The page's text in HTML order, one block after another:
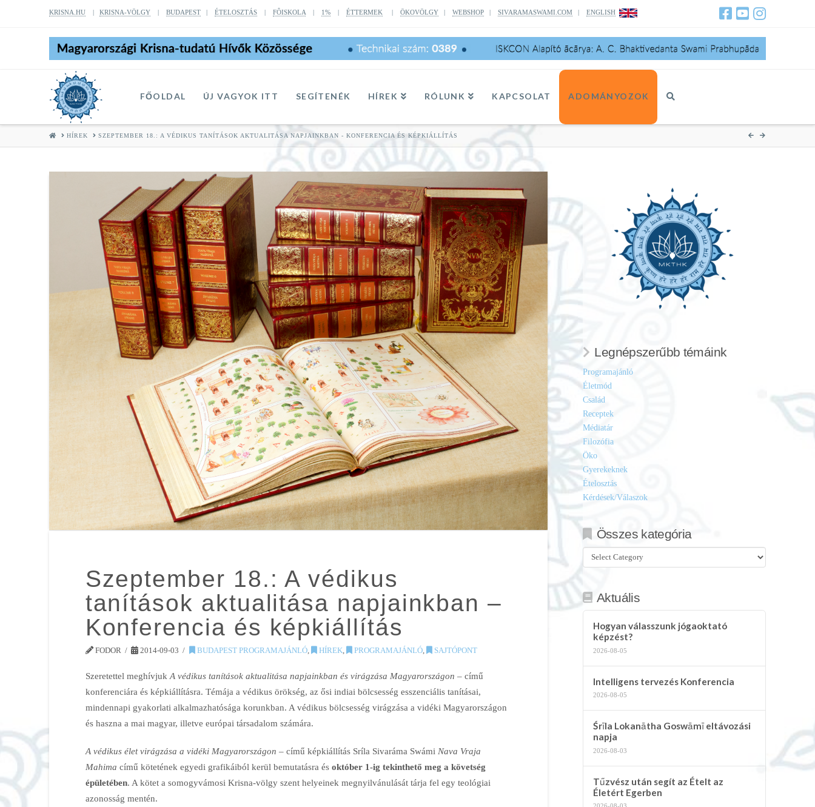
KRISNA.HU| KRISNA-VÖLGY| BUDAPEST| ÉTELOSZTÁS| FÔISKOLA| 1%| ÉTTERMEK | ÖKOVÖLGY| WEBSHOP| SIVARAMASWAMI.COM| ENGLISH
FŐOLDAL ÚJ VAGYOK ITT SEGÍTENÉK HÍREK RÓLUNK KAPCSOLAT ADOMÁNYOZOK
HOMEHÍREK SZEPTEMBER 18.: A VÉDIKUS TANÍTÁSOK AKTUALITÁSA NAPJAINKBAN - KONFERENCIA ÉS KÉPKIÁLLÍTÁS
Szeptember 18.: A védikus
tanítások aktualitása napjainkban –
Konferencia és képkiállítás
FODOR 2014-09-03 BUDAPEST PROGRAMAJÁNLÓ, HÍREK, PROGRAMAJÁNLÓ, SAJTÓPONT
Szeretettel meghívjuk A védikus tanítások aktualitása napjainkban és virágzása Magyarországon – című
konferenciára és képkiállításra. Témája a védikus örökség, az ősi indiai bölcsesség esszenciális tanításai,
mindennapi gyakorlati alkalmazhatósága korunkban. A védikus bölcsesség virágzása a vidéki Magyarországon
és haszna a mai magyar, illetve európai társadalom számára.
A védikus élet virágzása a vidéki Magyarországon – című képkiállítás Sríla Sivaráma Swámi Nava Vraja
Mahima című kötetének egyedi grafikáiból kerül bemutatásra és október 1-ig tekinthető meg a követség
épületében. A kötet a somogyvámosi Krisna-völgy szent helyeinek megnyilvánulását tárja fel egy teológiai
azonosság mentén.
Legnépszerűbb témáink
Programajánló
Életmód
Család
Receptek
Médiatár
Filozófia
Öko
Gyerekeknek
Ételosztás
Kérdések/Válaszok
Összes kategória
Összes
kategória
Aktuális
Hogyan válasszunk jógaoktató
képzést?
2026-08-05
Intelligens tervezés Konferencia
2026-08-05
Śrīla Lokanātha Goswāmī eltávozási
napja
2026-08-03
Tűzvész után segít az Ételt az
Életért Egerben